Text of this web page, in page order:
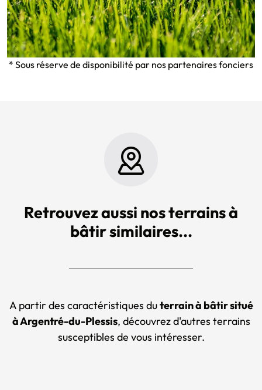
* Sous réserve de disponibilité par nos partenaires fonciers
Retrouvez aussi nos terrains à
bâtir similaires...
A partir des caractéristiques duterrain à bâtir situé
à Argentré-du-Plessis, découvrez d'autres terrains
susceptibles de vous intéresser.